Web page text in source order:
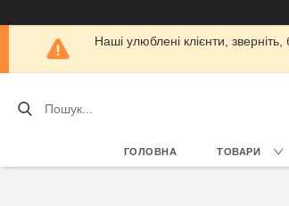
Наші улюблені клієнти,
ГОЛОВНА ТОВАРИ